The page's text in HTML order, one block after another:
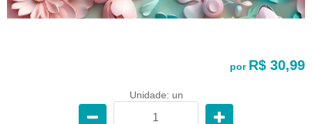
por R$ 30,99
Unidade: un